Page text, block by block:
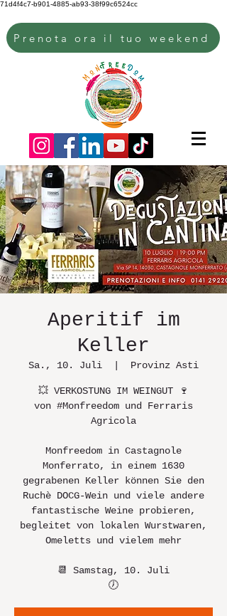
71d4f4c7-b901-4885-ab93-38f99c6524cc
Prenota ora il tuo weekend
Aperitif im
Keller
Sa., 10. Juli Provinz Asti
💥 VERKOSTUNG IM WEINGUT 🍷
von #Monfreedom und Ferraris
Agricola
Monfreedom in Castagnole
Monferrato, in einem 1630
gegrabenen Keller können Sie den
Ruchè DOCG-Wein und viele andere
fantastische Weine probieren,
begleitet von lokalen Wurstwaren,
Omeletts und vielem mehr
📆 Samstag, 10. Juli
🕖